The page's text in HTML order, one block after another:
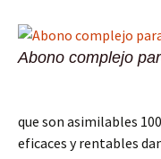
Abono complejo
que son asimilables
eficaces y rentables